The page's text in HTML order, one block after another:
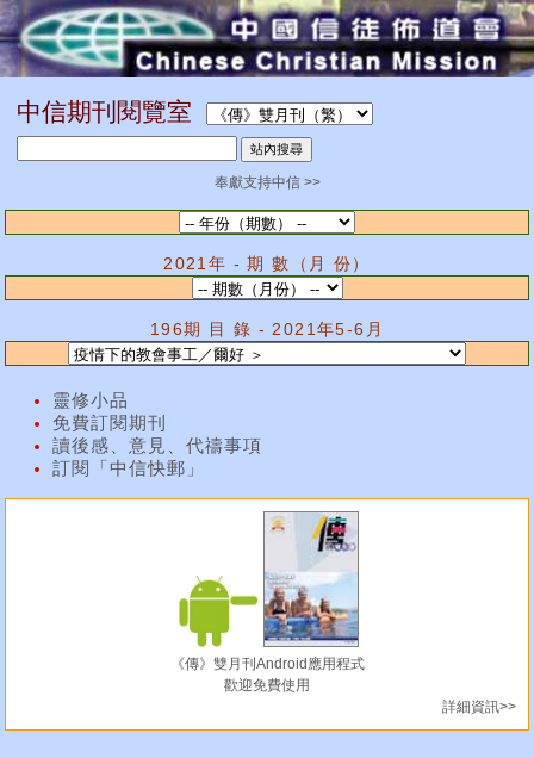
中信期刊閱覽室
奉獻支持中信 >>
2021年 - 期 數（月 份）
196期 目 錄 - 2021年5-6月
靈修小品
免費訂閱期刊
讀後感、意見、代禱事項
訂閱「中信快郵」
《傳》雙月刊Android應用程式
歡迎免費使用
詳細資訊>>